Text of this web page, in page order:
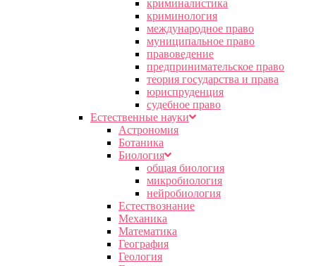
криминалистика
криминология
международное право
муниципальное право
правоведение
предпринимательское право
теория государства и права
юриспруденция
судебное право
Естественные науки
Астрономия
Ботаника
Биология
общая биология
микробиология
нейробиология
Естествознание
Механика
Математика
География
Геология